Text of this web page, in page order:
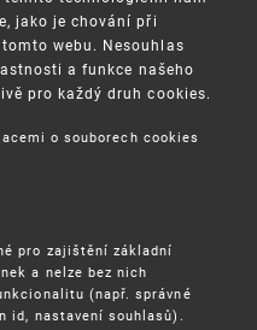
jako je chování při
webu. Nesouhlas
a funkce našeho
pro každý druh cookies.
o souborech cookies
pro zajištění základní
a nelze bez nich
(např. správné
id, nastavení souhlasů).